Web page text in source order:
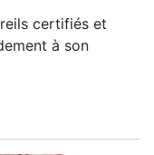
certifiés et
à son